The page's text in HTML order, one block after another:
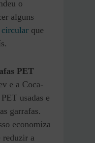
o
alguns
circular que
PET
e a Coca-
usadas e
garrafas.
economiza
reduzir a